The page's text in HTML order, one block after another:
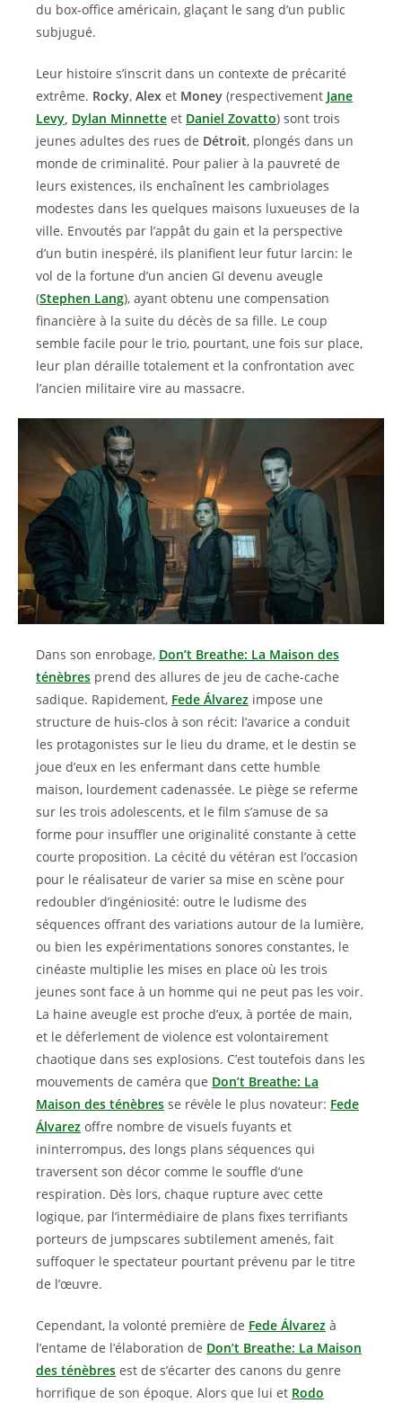
du box-office américain, glaçant le sang d’un public
subjugué.
Leur histoire s’inscrit dans un contexte de précarité
extrême. Rocky, Alex et Money (respectivement Jane
Levy, Dylan Minnette et Daniel Zovatto) sont trois
jeunes adultes des rues de Détroit, plongés dans un
monde de criminalité. Pour palier à la pauvreté de
leurs existences, ils enchaînent les cambriolages
modestes dans les quelques maisons luxueuses de la
ville. Envoutés par l’appât du gain et la perspective
d’un butin inespéré, ils planifient leur futur larcin: le
vol de la fortune d’un ancien GI devenu aveugle
(Stephen Lang), ayant obtenu une compensation
financière à la suite du décès de sa fille. Le coup
semble facile pour le trio, pourtant, une fois sur place,
leur plan déraille totalement et la confrontation avec
l’ancien militaire vire au massacre.
Dans son enrobage, Don’t Breathe: La Maison des
ténèbres prend des allures de jeu de cache-cache
sadique. Rapidement, Fede Álvarez impose une
structure de huis-clos à son récit: l’avarice a conduit
les protagonistes sur le lieu du drame, et le destin se
joue d’eux en les enfermant dans cette humble
maison, lourdement cadenassée. Le piège se referme
sur les trois adolescents, et le film s’amuse de sa
forme pour insuffler une originalité constante à cette
courte proposition. La cécité du vétéran est l’occasion
pour le réalisateur de varier sa mise en scène pour
redoubler d’ingéniosité: outre le ludisme des
séquences offrant des variations autour de la lumière,
ou bien les expérimentations sonores constantes, le
cinéaste multiplie les mises en place où les trois
jeunes sont face à un homme qui ne peut pas les voir.
La haine aveugle est proche d’eux, à portée de main,
et le déferlement de violence est volontairement
chaotique dans ses explosions. C’est toutefois dans les
mouvements de caméra que Don’t Breathe: La
Maison des ténèbres se révèle le plus novateur: Fede
Álvarez offre nombre de visuels fuyants et
ininterrompus, des longs plans séquences qui
traversent son décor comme le souffle d’une
respiration. Dès lors, chaque rupture avec cette
logique, par l’intermédiaire de plans fixes terrifiants
porteurs de jumpscares subtilement amenés, fait
suffoquer le spectateur pourtant prévenu par le titre
de l’œuvre.
Cependant, la volonté première de Fede Álvarez à
l’entame de l’élaboration de Don’t Breathe: La Maison
des ténèbres est de s’écarter des canons du genre
horrifique de son époque. Alors que lui et Rodo